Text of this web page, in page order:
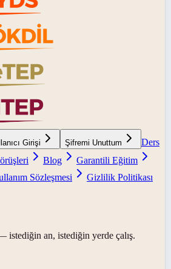
Girişi Şifremi Unuttum
Ders
Blog
Garantili Eğitim
Sözleşmesi
Gizlilik Politikası
istediğin an, istediğin yerde çalış.